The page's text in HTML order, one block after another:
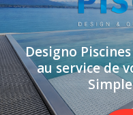
Designo
au service de